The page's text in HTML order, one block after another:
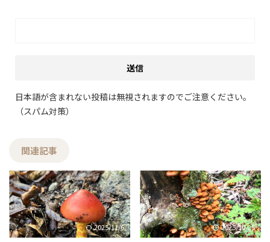
日本語が含まれない投稿は無視されますのでご注意ください。
（スパム対策）
関連記事
2025/11/6 2025/10/25